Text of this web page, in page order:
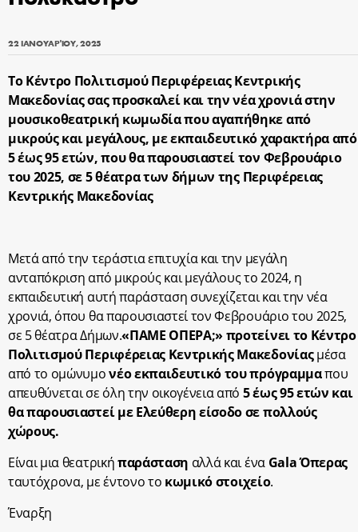
22 ΙΑΝΟΥΑΡΊΟΥ, 2025
Tο Κέντρο Πολιτισμού Περιφέρειας Κεντρικής
Μακεδονίας σας προσκαλεί και την νέα χρονιά στην
μουσικοθεατρική κωμωδία που αγαπήθηκε από
μικρούς και μεγάλους, με εκπαιδευτικό χαρακτήρα από
5 έως 95 ετών,που θα παρουσιαστεί τον Φεβρουάριο
του 2025, σε 5 θέατρα των δήμων της Περιφέρειας
Κεντρικής Μακεδονίας
Μετά από την τεράστια επιτυχία και την μεγάλη
ανταπόκριση από μικρούς και μεγάλους το 2024, η
εκπαιδευτική αυτή παράσταση συνεχίζεται και την νέα
χρονιά, όπου θα παρουσιαστεί τον Φεβρουάριο του 2025,
σε 5 θέατρα Δήμων.«ΠΑΜΕ ΟΠΕΡΑ;» προτείνει το Κέντρο
Πολιτισμού Περιφέρειας Κεντρικής Μακεδονίαςμέσα
από το ομώνυμονέο εκπαιδευτικό του πρόγραμμαπου
απευθύνεται σε όλη την οικογένεια από 5 έως 95 ετών και
θα παρουσιαστεί με Ελεύθερη είσοδο σε πολλούς
χώρους.
Είναι μια θεατρικήπαράσταση αλλά και ένα Gala Όπερας
ταυτόχρονα, με έντονο το κωμικό στοιχείο.
Έναρξη